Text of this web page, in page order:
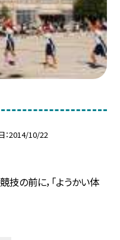
2014/10/22
技の前に，「ようかい体